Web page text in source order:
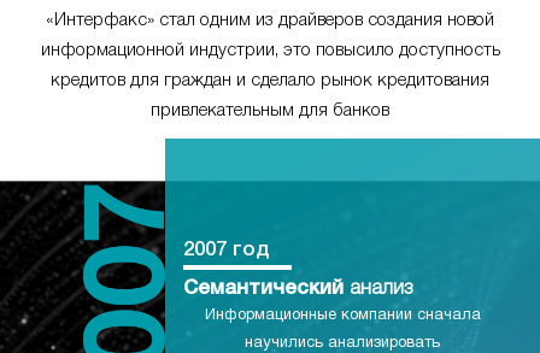
«Интерфакс» стал одним из драйверов создания новой
информационной индустрии, это повысило доступность
кредитов для граждан и сделало рынок кредитования
привлекательным для банков
2007 год
Семантический анализ
Информационные компании сначала
научились анализировать